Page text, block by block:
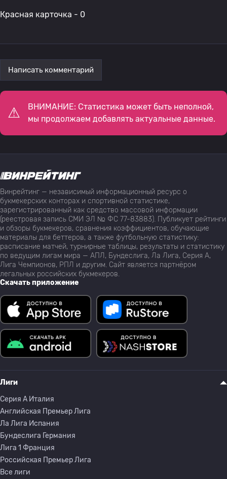
Красная карточка - 0
Написать комментарий
ВНИМАНИЕ: Статистика может быть неполной,
мы продолжаем добавлять актуальные данные.
Винрейтинг — независимый информационный ресурс о
букмекерских конторах и спортивной статистике,
зарегистрированный как средство массовой информации
(реестровая запись СМИ ЭЛ № ФС 77-83883). Публикует рейтинги
и обзоры букмекеров, сравнения коэффициентов, обучающие
материалы для беттеров, а также футбольную статистику:
расписание матчей, турнирные таблицы, результаты и статистику
по ведущим лигам мира — АПЛ, Бундеслига, Ла Лига, Серия А,
Лига Чемпионов, РПЛ и другим. Сайт является партнёром
легальных российских букмекеров.
Скачать приложение
Лиги
Серия A Италия
Английская Премьер Лига
Ла Лига Испания
Бундеслига Германия
Лига 1 Франция
Российская Премьер Лига
Все лиги